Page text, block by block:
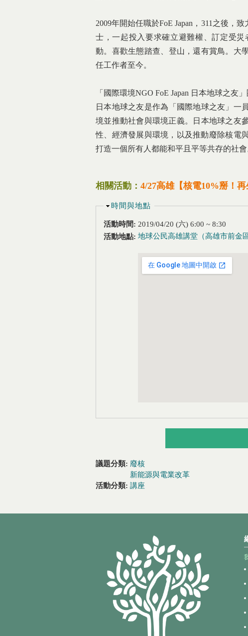
2009年開始任職於FoE Japan，311之後，
士，一起投入要求確立避難權、訂定受災
動。 喜歡生態踏查、登山，還有賞鳥。 大
任工作者至今。
「國際環境NGO FoE Japan 日本地球之友」
日本地球之友是作為「國際地球之友」一
境並推動社會與環境正義。
日本地球之友
性、經濟發展與環境，
以及推動廢除核電
打造一個所有人都能和平且平等共存的社會
相關活動： 4/27高雄【核電10%掰！
隱藏
時間與地點
活動時間: 2019/04/20 (六) 6:00 ~ 8:30
活動地點: 地球公民高雄講堂（高雄市前金
議題分類: 廢核
新能源與電業改革
活動分類: 講座